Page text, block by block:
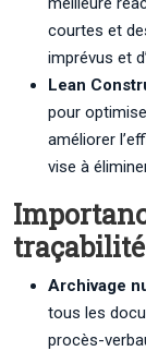
courtes et
imprévus et
Lean
pour
améliorer
vise à
Archivage
tous les
procès-